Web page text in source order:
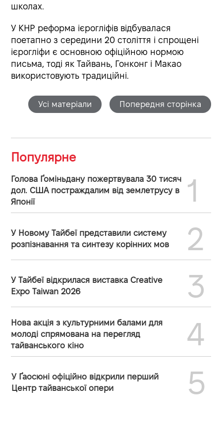
школах.
У КНР реформа ієрогліфів відбувалася
поетапно з середини 20 століття і спрощені
ієрогліфи є основною офіційною нормою
письма, тоді як Тайвань, Гонконг і Макао
використовують традиційні.
Усі матеріали Попередня сторінка
Популярне
Голова Ґоміньдану пожертвувала 30 тисяч
дол. США постраждалим від землетрусу в
Японії
1
У Новому Тайбеї представили систему
розпізнавання та синтезу корінних мов
2
У Тайбеї відкрилася виставка Creative
Expo Taiwan 2026
3
Нова акція з культурними балами для
молоді спрямована на перегляд
тайванського кіно
4
У Ґаосюні офіційно відкрили перший
Центр тайванської опери
5